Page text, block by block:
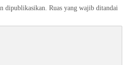
dipublikasikan. Ruas yang wajib ditandai